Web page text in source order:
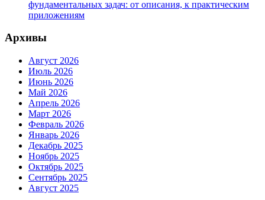
фундаментальных задач: от описания, к практическим
приложениям
Архивы
Август 2026
Июль 2026
Июнь 2026
Май 2026
Апрель 2026
Март 2026
Февраль 2026
Январь 2026
Декабрь 2025
Ноябрь 2025
Октябрь 2025
Сентябрь 2025
Август 2025